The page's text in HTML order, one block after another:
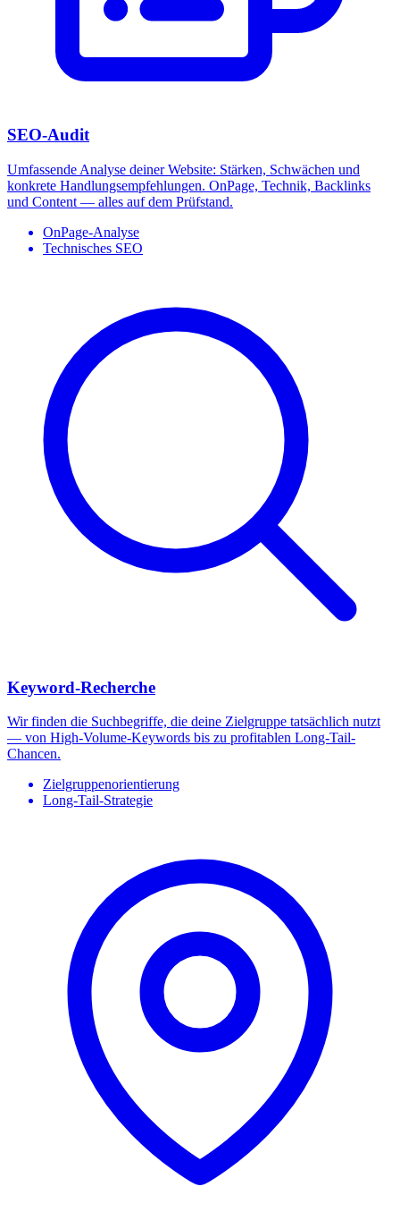
SEO-Audit
Umfassende Analyse deiner Website: Stärken, Schwächen und
konkrete Handlungsempfehlungen. OnPage, Technik, Backlinks
und Content — alles auf dem Prüfstand.
OnPage-Analyse
Technisches SEO
Keyword-Recherche
Wir finden die Suchbegriffe, die deine Zielgruppe tatsächlich nutzt
— von High-Volume-Keywords bis zu profitablen Long-Tail-
Chancen.
Zielgruppenorientierung
Long-Tail-Strategie